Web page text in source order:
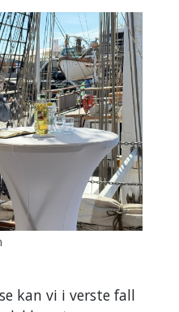
kan vi i verste fall